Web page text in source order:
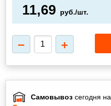
11,69 руб./шт.
Самовывозсегодня на